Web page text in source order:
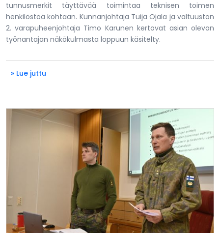
tunnusmerkit täyttävää toimintaa teknisen toimen
henkilöstöä kohtaan. Kunnanjohtaja Tuija Ojala ja valtuuston
2. varapuheenjohtaja Timo Karunen kertovat asian olevan
työnantajan näkökulmasta loppuun käsitelty.
» Lue juttu